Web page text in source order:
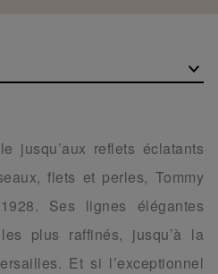
jusqu’aux reflets éclatants
flets et perles, Tommy
Ses lignes élégantes
plus raffinés, jusqu’à la
Et si l’exceptionnel